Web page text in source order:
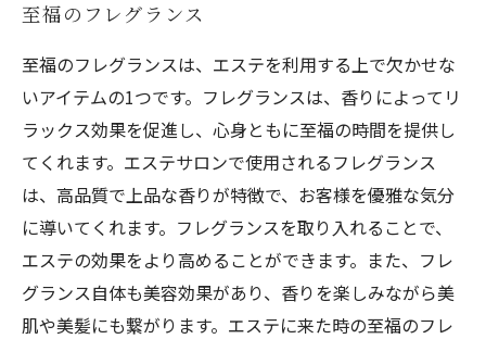
至福のフレグランス
至福のフレグランスは、エステを利用する上で欠かせな
いアイテムの1つです。フレグランスは、香りによってリ
ラックス効果を促進し、心身ともに至福の時間を提供し
てくれます。エステサロンで使用されるフレグランス
は、高品質で上品な香りが特徴で、お客様を優雅な気分
に導いてくれます。フレグランスを取り入れることで、
エステの効果をより高めることができます。また、フレ
グランス自体も美容効果があり、香りを楽しみながら美
肌や美髪にも繋がります。エステに来た時の至福のフレ